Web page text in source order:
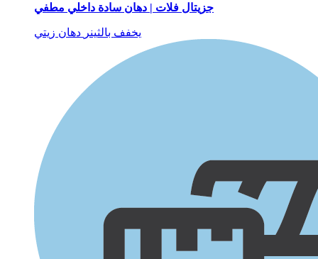
جزيتال فلات | دهان سادة داخلي مطفي
يخفف بالثينر دهان زيتي